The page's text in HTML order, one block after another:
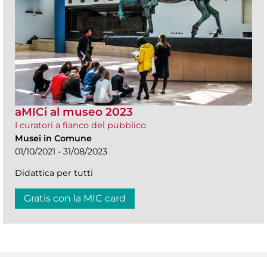
aMICi al museo 2023
I curatori a fianco del pubblico
Musei in Comune
01/10/2021 - 31/08/2023
Didattica per tutti
Gratis con la MIC card